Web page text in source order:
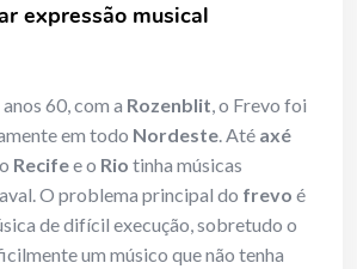
expressão musical
60, com a Rozenblit, o Frevo foi
em todo Nordeste. Até axé
Recifee o Rio tinha músicas
O problema principal do frevo é
de difícil execução, sobretudo o
um músico que não tenha